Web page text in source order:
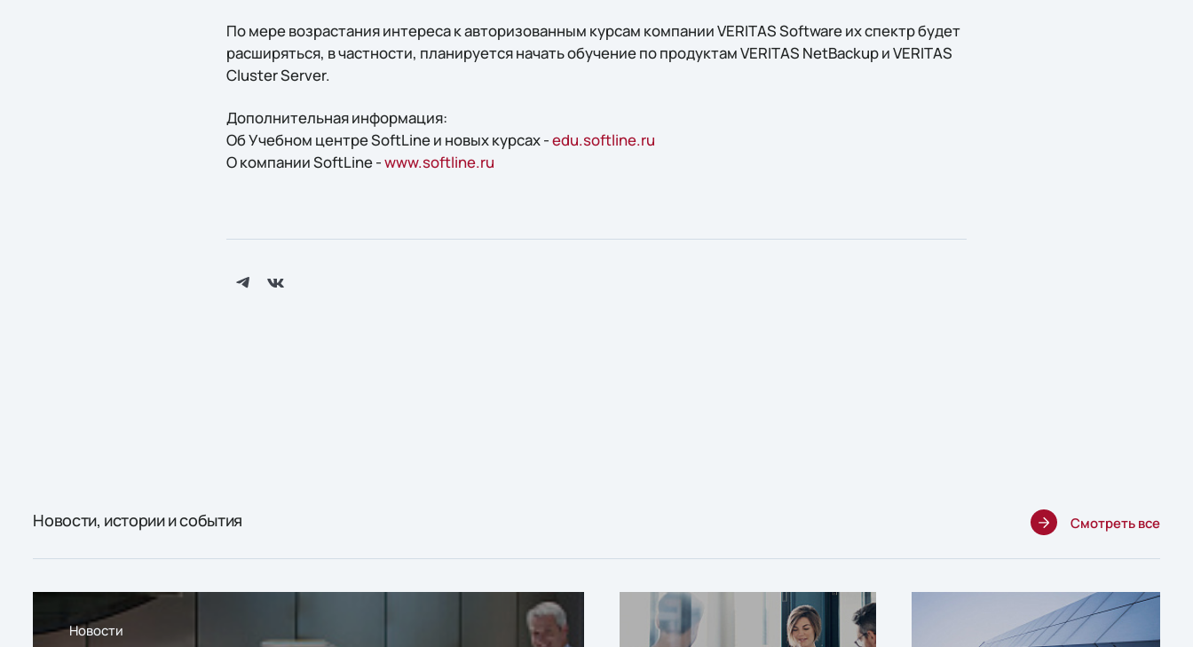
По мере возрастания интереса к авторизованным курсам компании VERITAS Software их спектр будет
расширяться, в частности, планируется начать обучение по продуктам VERITAS NetBackup и VERITAS
Cluster Server.
Дополнительная информация:
Об Учебном центре SoftLine и новых курсах -edu.softline.ru
О компании SoftLine -www.softline.ru
Новости, истории и события Смотреть все
Новости